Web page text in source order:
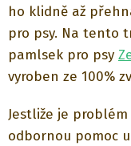
ho klidně až
pro psy. Na tento
pamlsek pro psy
vyroben ze 100%
Jestliže je
odbornou pomoc